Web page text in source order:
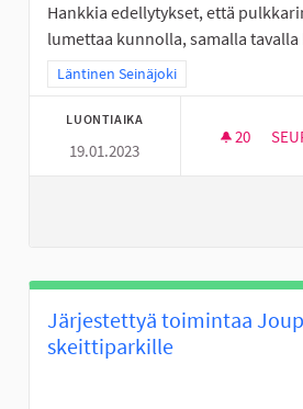
Hankkia edellytykset, että
lumettaa kunnolla, samalla tavalla
Rajaa tulokset teeman mukaan:
Läntinen Seinäjoki
LUONTIAIKA
19.01.2023
20 20
Järjestettyä toimintaa
skeittiparkille